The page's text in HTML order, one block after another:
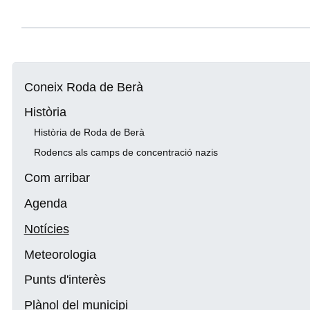
Coneix Roda de Berà
Història
Història de Roda de Berà
Rodencs als camps de concentració nazis
Com arribar
Agenda
Notícies
Meteorologia
Punts d'interès
Plànol del municipi